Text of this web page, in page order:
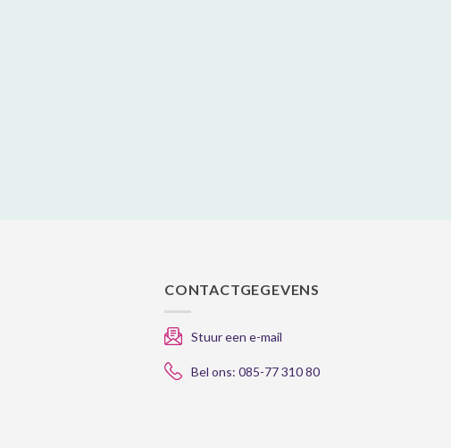
CONTACTGEGEVENS
Stuur een e-mail
Bel ons: 085-77 310 80